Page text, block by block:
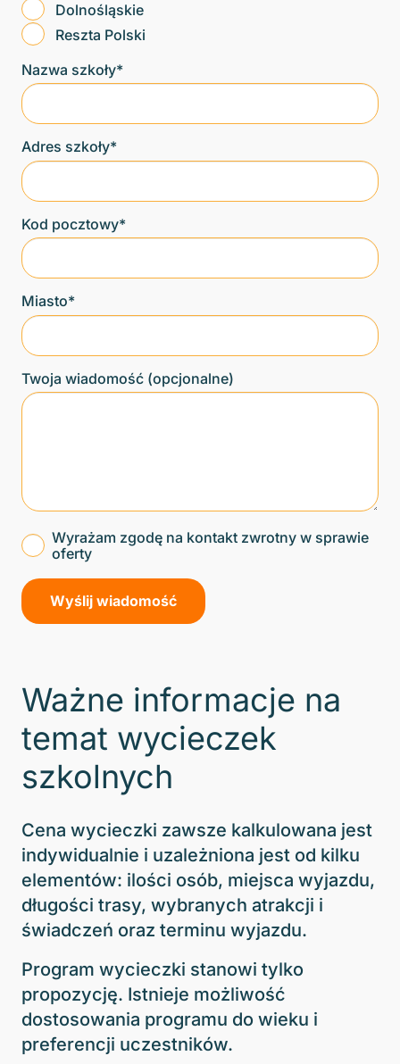
Dolnośląskie
Reszta Polski
Nazwa szkoły*
Adres szkoły*
Kod pocztowy*
Miasto*
Twoja wiadomość (opcjonalne)
Wyrażam zgodę na kontakt zwrotny w sprawie
oferty
Ważne informacje na
temat wycieczek
szkolnych
Cena wycieczki zawsze kalkulowana jest
indywidualnie i uzależniona jest od kilku
elementów: ilości osób, miejsca wyjazdu,
długości trasy, wybranych atrakcji i
świadczeń oraz terminu wyjazdu.
Program wycieczki stanowi tylko
propozycję. Istnieje możliwość
dostosowania programu do wieku i
preferencji uczestników.